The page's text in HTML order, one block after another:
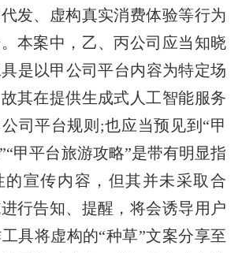
发、虚构真实消费体验等行为
本案中，乙、丙公司应当知晓
是以甲公司平台内容为特定场
其在提供生成式人工智能服务
司平台规则;也应当预见到“甲
甲平台旅游攻略”是带有明显指
的宣传内容，但其并未采取合
行告知、提醒，将会诱导用户
具将虚构的“种草”文案分享至